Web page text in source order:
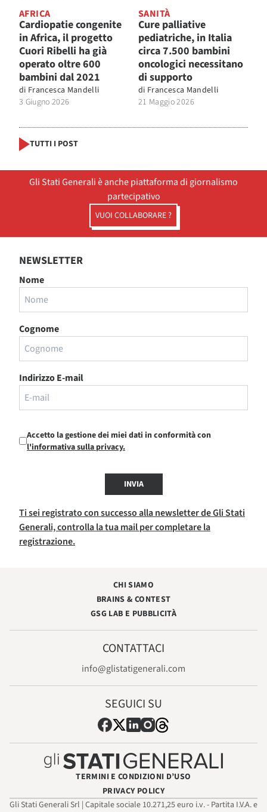
AFRICA
Cardiopatie congenite
in Africa, il progetto
Cuori Ribelli ha già
operato oltre 600
bambini dal 2021
di Francesca Mandelli
3 Giugno 2026
SANITÀ
Cure palliative
pediatriche, in Italia
circa 7.500 bambini
oncologici necessitano
di supporto
di Francesca Mandelli
21 Maggio 2026
TUTTI I POST
Gli Stati Generali è anche piattaforma di giornalismo
partecipativo
VUOI COLLABORARE ?
NEWSLETTER
Nome
Cognome
Indirizzo E-mail
Accetto la gestione dei miei dati in conformità con
l'informativa sulla privacy.
INVIA
Ti sei registrato con successo alla newsletter de Gli Stati
Generali, controlla la tua mail per completare la
registrazione.
CHI SIAMO
BRAINS & CONTEST
GSG LAB E PUBBLICITÀ
CONTATTACI
info@glistatigenerali.com
SEGUICI SU
TERMINI E CONDIZIONI D’USO
PRIVACY POLICY
Gli Stati Generali Srl | Capitale sociale 10.271,25 euro i.v. - Partita I.V.A. e